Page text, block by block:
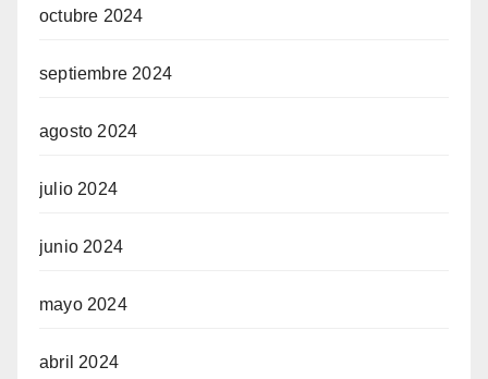
octubre 2024
septiembre 2024
agosto 2024
julio 2024
junio 2024
mayo 2024
abril 2024